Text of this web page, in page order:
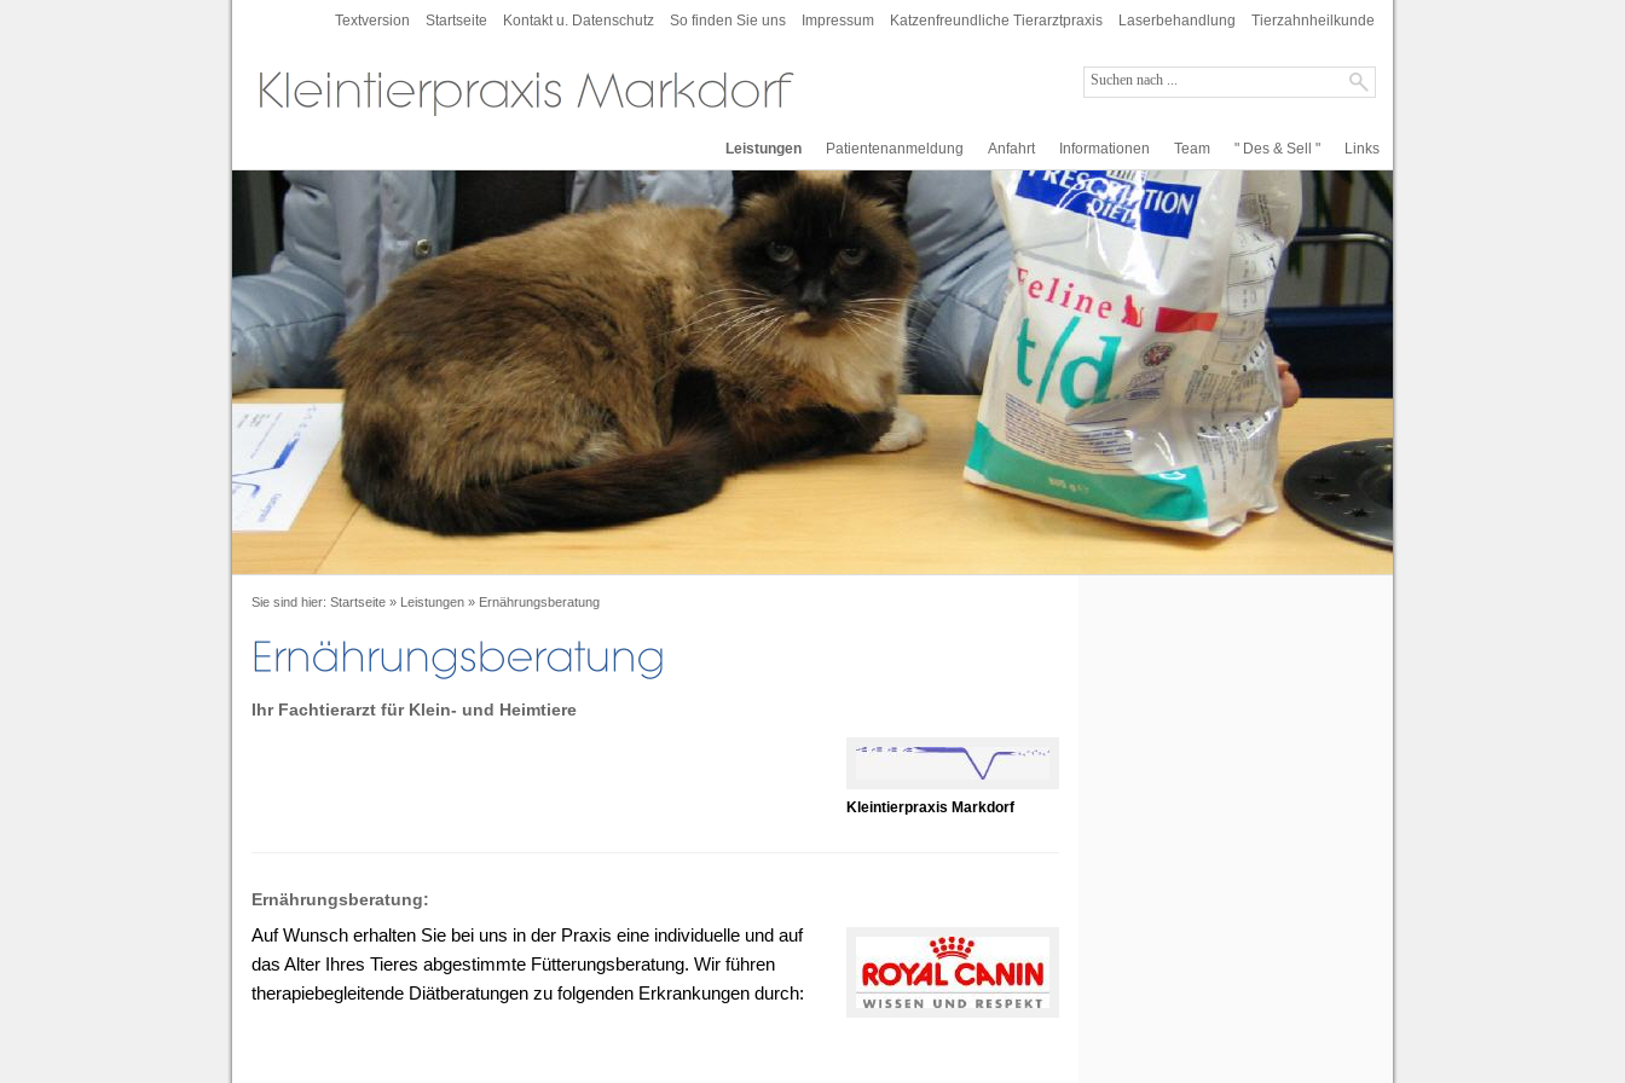
Textversion Startseite Kontakt u. Datenschutz So finden Sie uns Impressum Katzenfreundliche Tierarztpraxis Laserbehandlung Tierzahnheilkunde
Leistungen Patientenanmeldung Anfahrt Informationen Team " Des & Sell " Links
Sie sind hier: Startseite » Leistungen » Ernährungsberatung
Ihr Fachtierarzt für Klein- und Heimtiere
Kleintierpraxis Markdorf
Ernährungsberatung:
Auf Wunsch erhalten Sie bei uns in der Praxis eine individuelle und auf
das Alter Ihres Tieres abgestimmte Fütterungsberatung. Wir führen
therapiebegleitende Diätberatungen zu folgenden Erkrankungen durch: